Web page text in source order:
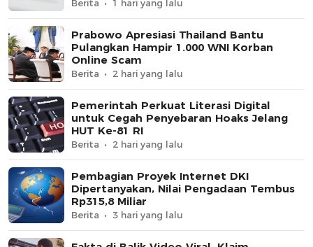
Berita 1 hari yang lalu
Prabowo Apresiasi Thailand Bantu
Pulangkan Hampir 1.000 WNI Korban
Online Scam
Berita 2 hari yang lalu
Pemerintah Perkuat Literasi Digital
untuk Cegah Penyebaran Hoaks Jelang
HUT Ke-81 RI
Berita 2 hari yang lalu
Pembagian Proyek Internet DKI
Dipertanyakan, Nilai Pengadaan Tembus
Rp315,8 Miliar
Berita 3 hari yang lalu